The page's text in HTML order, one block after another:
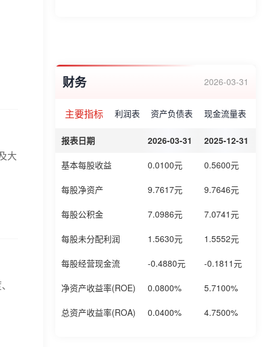
大
财务 2026-03-31
主要指标 利润表 资产负债表 现金流量表
报表日期 2026-03-31 2025-12-31
基本每股收益 0.0100元 0.5600元
每股净资产 9.7617元 9.7646元
每股公积金 7.0986元 7.0741元
每股未分配利润 1.5630元 1.5552元
每股经营现金流 -0.4880元 -0.1811元
净资产收益率(ROE) 0.0800% 5.7100%
总资产收益率(ROA) 0.0400% 4.7500%